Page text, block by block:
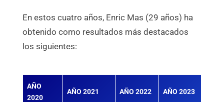
En estos cuatro años, Enric Mas (29 años) ha
obtenido como resultados más destacados
los siguientes:
AÑO
2020
AÑO 2021 AÑO 2022 AÑO 2023